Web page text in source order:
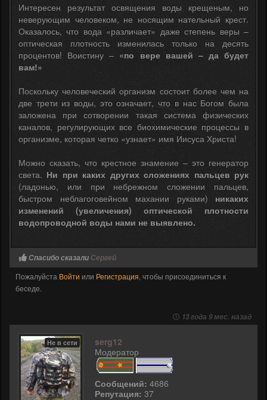
Интересен результат освящения воды крещеным, но
неверующим человеком, не носящим нательный крест.
Оказалось, что вода «различает» даже степень веры –
оптическая плотность изменилась только на десять
процентов! Воистину – «по вере вашей – да будет
вам!»
Поскольку человеческий организм состоит более чем на
две трети из воды, это означает, что в нас Богом была
заложена при сотворении такая система физических
каналов, регулирующих все биохимические процессы в
организме, которая четко «узнает» имя Иисуса Христа!
Можно сказать, что крестное знамение – это генератор
света. Ни при каких других сложениях пальцев рук
(ладонью, или при небрежном сложении пальцев,
быстром неблагоговейном махании руками) никаких
изменений (увеличения) оптической плотности
водопроводной воды нами не выявлено.
Спасибо сказали Сергей
Пожалуйста Войти или Регистрация, чтобы присоединиться к
беседе.
13 года 9 мес. назад
Не в сети
serg12
Модератор
Сообщений: 4686
Репутация: 37